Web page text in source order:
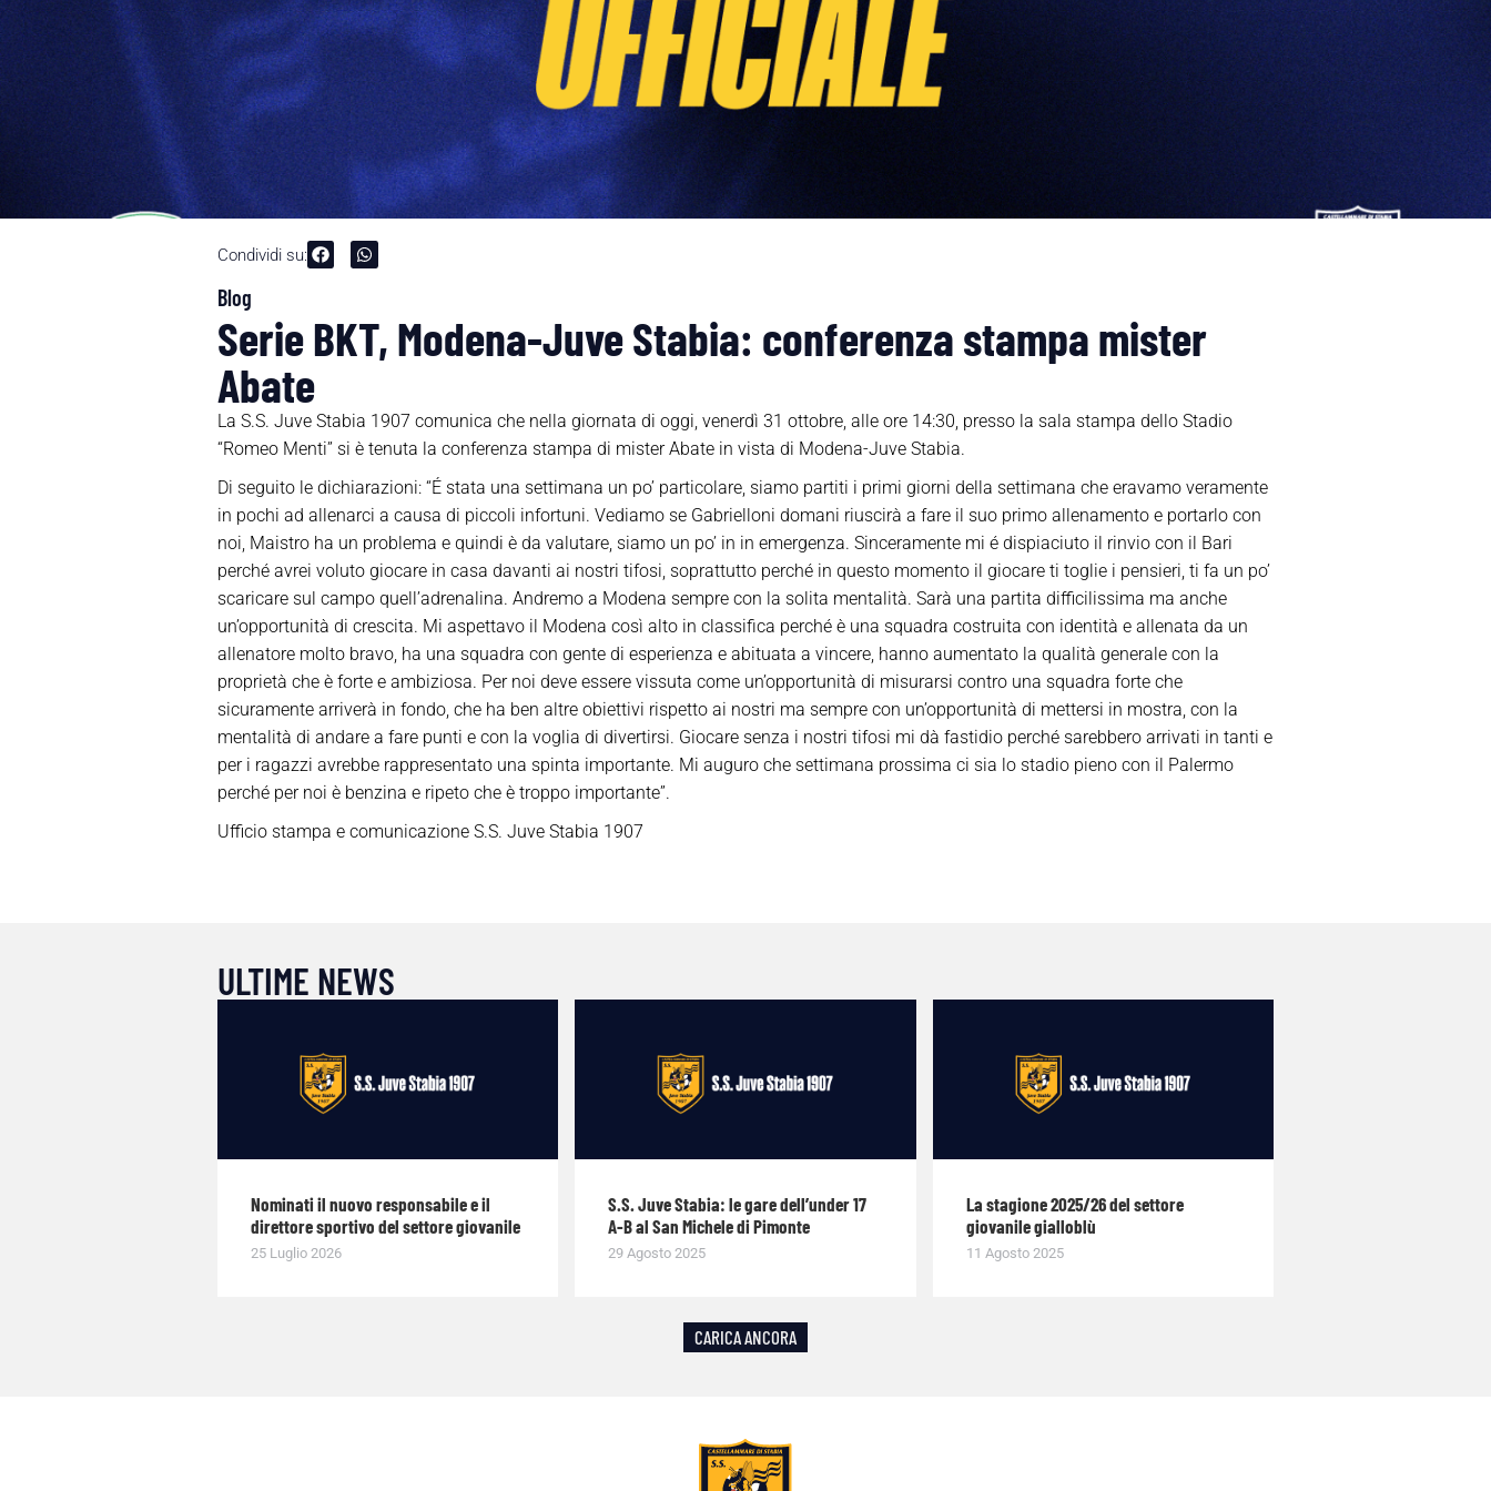
Condividi su:
Blog
Serie BKT, Modena-Juve Stabia: conferenza stampa mister
Abate
La S.S. Juve Stabia 1907 comunica che nella giornata di oggi, venerdì 31 ottobre, alle ore 14:30, presso la sala stampa dello Stadio
“Romeo Menti” si è tenuta la conferenza stampa di mister Abate in vista di Modena-Juve Stabia.
Di seguito le dichiarazioni: “É stata una settimana un po’ particolare, siamo partiti i primi giorni della settimana che eravamo veramente
in pochi ad allenarci a causa di piccoli infortuni. Vediamo se Gabrielloni domani riuscirà a fare il suo primo allenamento e portarlo con
noi, Maistro ha un problema e quindi è da valutare, siamo un po’ in in emergenza. Sinceramente mi é dispiaciuto il rinvio con il Bari
perché avrei voluto giocare in casa davanti ai nostri tifosi, soprattutto perché in questo momento il giocare ti toglie i pensieri, ti fa un po’
scaricare sul campo quell’adrenalina. Andremo a Modena sempre con la solita mentalità. Sarà una partita difficilissima ma anche
un’opportunità di crescita. Mi aspettavo il Modena così alto in classifica perché è una squadra costruita con identità e allenata da un
allenatore molto bravo, ha una squadra con gente di esperienza e abituata a vincere, hanno aumentato la qualità generale con la
proprietà che è forte e ambiziosa. Per noi deve essere vissuta come un’opportunità di misurarsi contro una squadra forte che
sicuramente arriverà in fondo, che ha ben altre obiettivi rispetto ai nostri ma sempre con un’opportunità di mettersi in mostra, con la
mentalità di andare a fare punti e con la voglia di divertirsi. Giocare senza i nostri tifosi mi dà fastidio perché sarebbero arrivati in tanti e
per i ragazzi avrebbe rappresentato una spinta importante. Mi auguro che settimana prossima ci sia lo stadio pieno con il Palermo
perché per noi è benzina e ripeto che è troppo importante”.
Ufficio stampa e comunicazione S.S. Juve Stabia 1907
ULTIME NEWS
Nominati il nuovo responsabile e il
direttore sportivo del settore giovanile
25 Luglio 2026
S.S. Juve Stabia: le gare dell’under 17
A-B al San Michele di Pimonte
29 Agosto 2025
La stagione 2025/26 del settore
giovanile gialloblù
11 Agosto 2025
CARICA ANCORA